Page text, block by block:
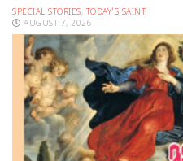
SPECIAL STORIES, TODAY'S SAINT
AUGUST 7, 2026